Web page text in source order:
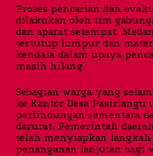
Proses pencarian dan
dilakukan oleh tim
dan aparat setempat.
tertutup lumpur dan
kendala dalam upaya
masih hilang.
Sebagian warga yang
ke Kantor Desa
perlindungan sementara
darurat. Pemerintah
telah menyiapkan
penanganan lanjutan bagi